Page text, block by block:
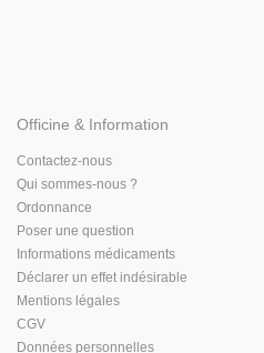
Officine & Information
Contactez-nous
Qui sommes-nous ?
Ordonnance
Poser une question
Informations médicaments
Déclarer un effet indésirable
Mentions légales
CGV
Données personnelles